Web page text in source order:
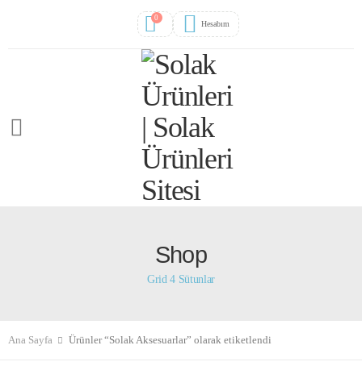
0
Hesabım
Shop
Grid 4 Sütunlar
Ana Sayfa Ürünler “Solak Aksesuarlar” olarak etiketlendi